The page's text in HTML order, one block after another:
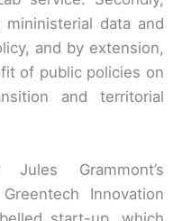
data and
and by extension,
of public policies on
and territorial
Grammont’s
Innovation